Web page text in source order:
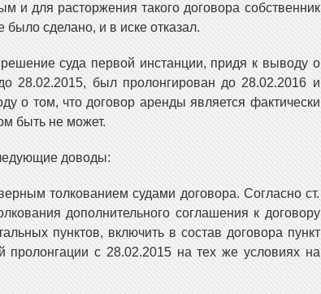
и для расторжения такого договора собственник
сделано, и в иске отказал.
суда первой инстанции, придя к выводу о
28.02.2015, был пролонгирован до 28.02.2016 и
о том, что договор аренды является фактически
быть не может.
доводы:
толкованием судами договора. Согласно ст.
дополнительного соглашения к договору
пунктов, включить в состав договора пункт
пролонгации с 28.02.2015 на тех же условиях на